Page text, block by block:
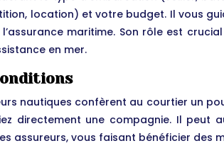
location) et votre budget. Il vous
maritime. Son rôle est
en mer.
nautiques confèrent au courtier un
directement une compagnie. Il peut
assureurs, vous faisant bénéficier des